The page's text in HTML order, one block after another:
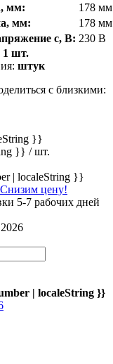
мм:
178 мм
мм:
178 мм
с, В: 230 В
1 шт.
штук
с близкими:
}}
}} / шт.
| localeString }}
цену!
5-7 рабочих дней
| localeString }}